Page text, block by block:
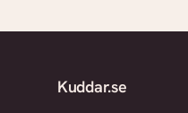
Kuddar.se